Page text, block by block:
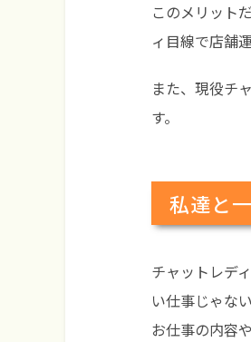
このメリット
ィ目線で店舗
また、現役チ
す。
私達と
チャットレデ
い仕事じゃな
お仕事の内容